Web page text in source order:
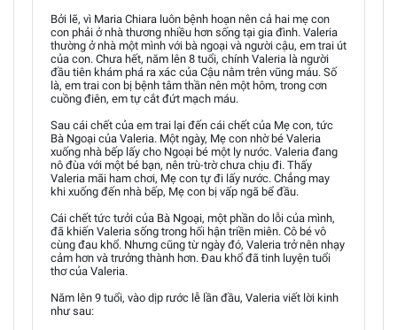
Bởi lẽ, vì Maria Chiara luôn bệnh hoạn nên cả hai mẹ con
con phải ở nhà thương nhiều hơn sống tại gia đình. Valeria
thường ở nhà một mình với bà ngoại và người cậu, em trai út
của con. Chưa hết, năm lên 8 tuổi, chính Valeria là người
đầu tiên khám phá ra xác của Cậu nằm trên vũng máu. Số
là, em trai con bị bệnh tâm thần nên một hôm, trong cơn
cuồng điên, em tự cắt đứt mạch máu.
Sau cái chết của em trai lại đến cái chết của Mẹ con, tức
Bà Ngoại của Valeria. Một ngày, Mẹ con nhờ bé Valeria
xuống nhà bếp lấy cho Ngoại bé một ly nước. Valeria đang
nô đùa với một bé bạn, nên trù-trờ chưa chịu đi. Thấy
Valeria mãi ham chơi, Mẹ con tự đi lấy nước. Chẳng may
khi xuống đến nhà bếp, Mẹ con bị vấp ngã bể đầu.
Cái chết tức tưởi của Bà Ngoại, một phần do lỗi của mình,
đã khiến Valeria sống trong hối hận triền miên. Cô bé vô
cùng đau khổ. Nhưng cũng từ ngày đó, Valeria trở nên nhạy
cảm hơn và trưởng thành hơn. Đau khổ đã tinh luyện tuổi
thơ của Valeria.
Năm lên 9 tuổi, vào dịp rước lễ lần đầu, Valeria viết lời kinh
như sau: